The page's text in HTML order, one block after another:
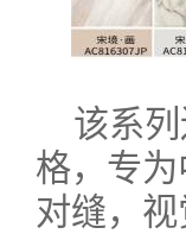
该系
格，专
对缝，